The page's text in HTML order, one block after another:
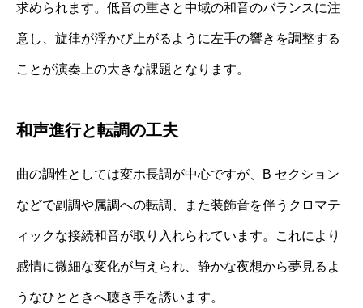
求められます。低音の重さと中域の和音のバランスに注
意し、旋律が浮かび上がるように左手の響きを調整する
ことが演奏上の大きな課題となります。
和声進行と転調の工夫
曲の調性としては変ホ長調が中心ですが、B セクション
などで副調や属調への転調、また装飾音を伴うクロマテ
ィックな接続和音が取り入れられています。これにより
感情に微細な変化が与えられ、静かな夜想から夢見るよ
うなひとときへ聴き手を誘います。